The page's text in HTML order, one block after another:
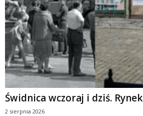
Świdnica wczoraj i dziś. Rynek
2 sierpnia 2026